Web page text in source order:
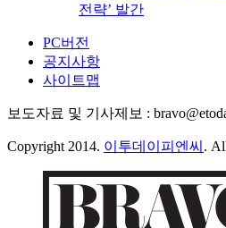
전략’ 발간
PC버전
공지사항
사이트맵
보도자료 및 기사제보 :
Copyright 2014. 이투데이피엔씨 .